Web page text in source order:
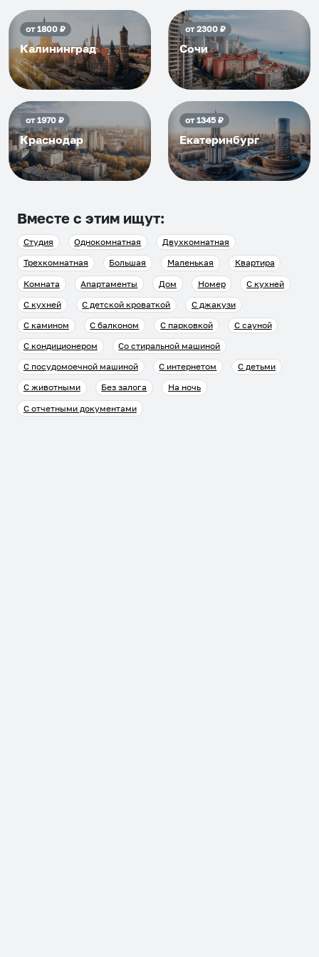
от1800₽
Калининград
от2300₽
Сочи
от1970₽
Краснодар
от1345₽
Екатеринбург
Вместе с этим ищут:
Студия Однокомнатная
Двухкомнатная
Трехкомнатная
Большая Маленькая
Квартира
Комната
Апартаменты Дом Номер
С кухней
С кухней
С детской кроваткой
С джакузи
С камином
С балконом С парковкой
С сауной
С кондиционером
Со стиральной машиной
С посудомоечной машиной
С интернетом
С детьми
С животными
Без залога
На ночь
С отчетными документами